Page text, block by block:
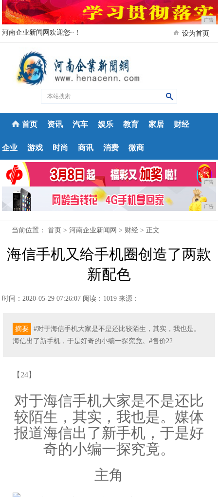
广告
河南企业新闻网欢迎您~！ 设为首页
首页 资讯 汽车 娱乐 教育 家居 财经
企业 游戏 时尚 商讯 消费 微商
广告
广告
当前位置：首页 >河南企业新闻网 > 财经 > 正文
海信手机又给手机圈创造了两款
新配色
时间：2020-05-29 07:26:07 阅读：1019 来源：
摘要
#对于海信手机大家是不是还比较陌生，其实，我也是。
海信出了新手机，于是好奇的小编一探究竟。#售价22
【24】
对于海信手机大家是不是还比
较陌生，其实，我也是。媒体
报道海信出了新手机，于是好
奇的小编一探究竟。
主角